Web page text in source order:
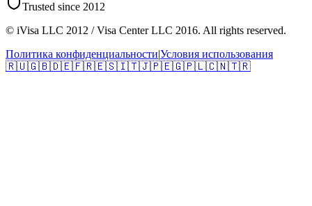
Trusted since 2012
© iVisa LLC 2012 / Visa Center LLC 2016. All rights reserved.
Политика конфиденциальности|Условия использования
🇷🇺🇬🇧🇩🇪🇫🇷🇪🇸🇮🇹🇯🇵🇪🇬🇵🇱🇨🇳🇹🇷